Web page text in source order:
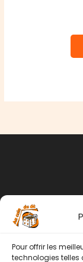
Pour offrir les
technologies telles